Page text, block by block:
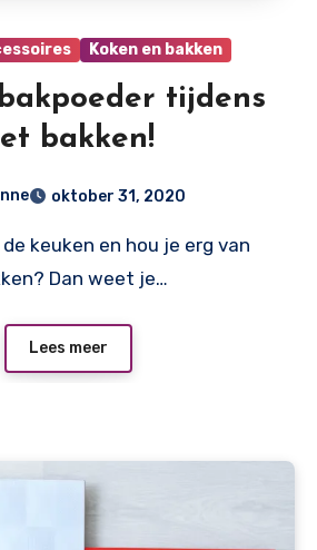
Koken en bakken
tijdens
bakken!
oktober 31, 2020
Dan weet je…
Lees meer